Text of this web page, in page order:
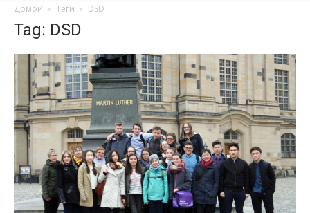
Домой Теги DSD
Tag: DSD